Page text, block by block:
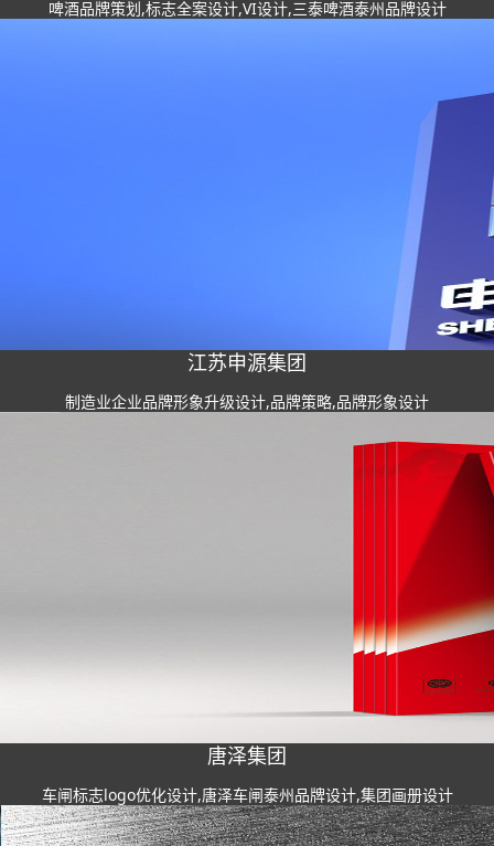
啤酒品牌策划,标志全案设计,VI设计,三泰啤酒泰州品牌设计
江苏申源集团
制造业企业品牌形象升级设计,品牌策略,品牌形象设计
唐泽集团
车闸标志logo优化设计,唐泽车闸泰州品牌设计,集团画册设计